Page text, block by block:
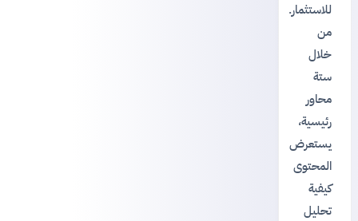
للاستثمار.
من
خلال
ستة
محاور
رئيسية،
يستعرض
المحتوى
كيفية
تحليل